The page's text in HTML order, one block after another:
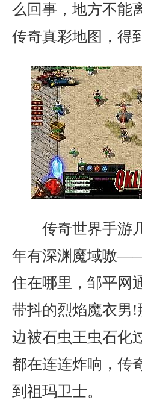
么回事，地方不
传奇真彩地图，得
传奇世界手游
年有深渊魔域嗷
住在哪里，邹平网
带抖的烈焰魔衣男
边被石虫王虫石
都在连连炸响，传
到祖玛卫士。